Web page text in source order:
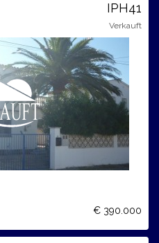
IPH41
Verkauft
€ 390.000